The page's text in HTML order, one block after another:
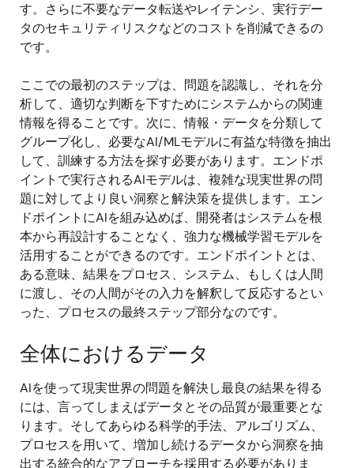
す。さらに不要なデータ転送やレイテンシ、実行デー
タのセキュリティリスクなどのコストを削減できるの
です。
ここでの最初のステップは、問題を認識し、それを分
析して、適切な判断を下すためにシステムからの関連
情報を得ることです。次に、情報・データを分類して
グループ化し、必要なAI/MLモデルに有益な特徴を抽出
して、訓練する方法を探す必要があります。エンドポ
イントで実行されるAIモデルは、複雑な現実世界の問
題に対してより良い洞察と解決策を提供します。エン
ドポイントにAIを組み込めば、開発者はシステムを根
本から再設計することなく、強力な機械学習モデルを
活用することができるのです。エンドポイントとは、
ある意味、結果をプロセス、システム、もしくは人間
に渡し、その人間がその入力を解釈して反応するとい
った、プロセスの最終ステップ部分なのです。
全体におけるデータ
AIを使って現実世界の問題を解決し最良の結果を得る
には、言ってしまえばデータとその品質が最重要とな
ります。そしてあらゆる科学的手法、アルゴリズム、
プロセスを用いて、増加し続けるデータから洞察を抽
出する統合的なアプローチを採用する必要がありま